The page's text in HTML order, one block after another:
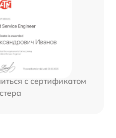
с сертификатом